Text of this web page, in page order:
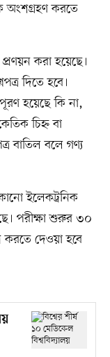
অংশগ্রহণ করতে
করা হয়েছে।
দিতে হবে।
হয়েছে কি না,
চিহ্ন বা
বাতিল বলে গণ্য
ইলেকট্রনিক
পরীক্ষা শুরুর ৩০
করতে দেওয়া হবে